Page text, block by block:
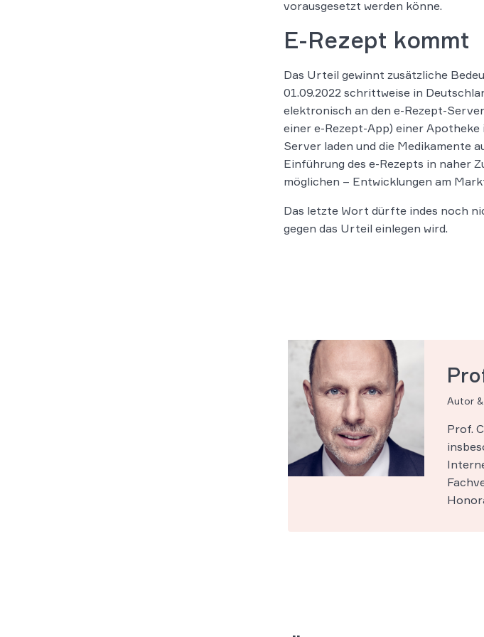
vorausgesetzt werden könne.
E-Rezept kommt
Das Urteil gewinnt zusätzliche
01.09.2022 schrittweise in
elektronisch an den e-Rezept-
einer e-Rezept-App) einer
Server laden und die Medikamente
Einführung des e-Rezepts in naher
möglichen – Entwicklungen am
Das letzte Wort dürfte indes noch
gegen das Urteil einlegen wird.
Autor
Prof.